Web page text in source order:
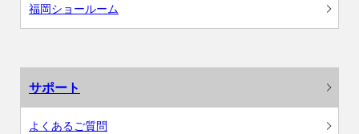
福岡ショールーム
サポート
よくあるご質問